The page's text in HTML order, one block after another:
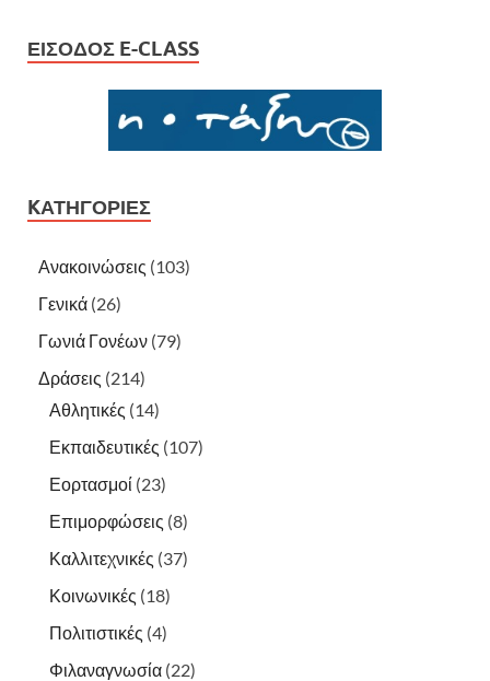
ΕΊΣΟΔΟΣ E-CLASS
KΑΤΗΓΟΡΊΕΣ
Ανακοινώσεις (103)
Γενικά (26)
Γωνιά Γονέων (79)
Δράσεις (214)
Αθλητικές (14)
Εκπαιδευτικές (107)
Εορτασμοί (23)
Επιμορφώσεις (8)
Καλλιτεχνικές (37)
Κοινωνικές (18)
Πολιτιστικές (4)
Φιλαναγνωσία (22)